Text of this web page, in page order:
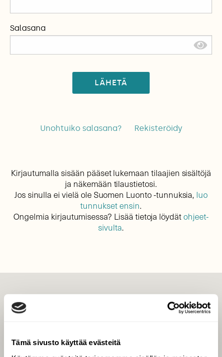
Tämä sivusto käyttää evästeitä
Salasana
LÄHETÄ
Unohtuiko salasana? Rekisteröidy
Kirjautumalla sisään pääset lukemaan tilaajien sisältöjä
ja näkemään tilaustietosi.
Jos sinulla ei vielä ole Suomen Luonto -tunnuksia, luo
tunnukset ensin.
Ongelmia kirjautumisessa? Lisää tietoja löydätohjeet-
sivulta.
Tilaa digilukuoikeus